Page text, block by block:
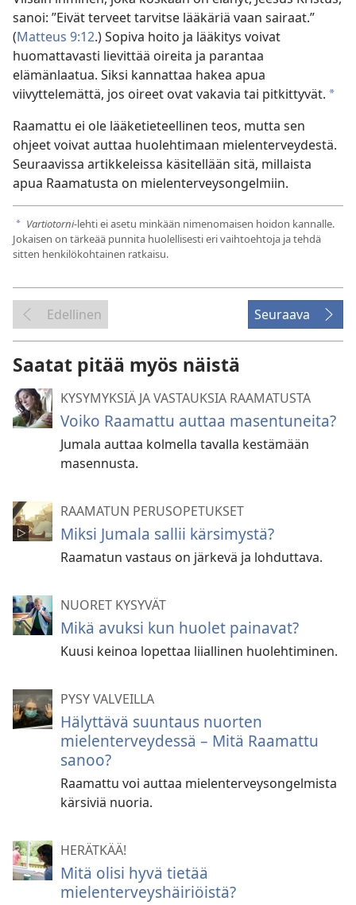
sanoi: ”Eivät terveet tarvitse lääkäriä vaan sairaat.”
(Matteus 9:12.) Sopiva hoito ja lääkitys voivat
huomattavasti lievittää oireita ja parantaa
elämänlaatua. Siksi kannattaa hakea apua
viivyttelemättä, jos oireet ovat vakavia tai pitkittyvät. a
Raamattu ei ole lääketieteellinen teos, mutta sen
ohjeet voivat auttaa huolehtimaan mielenterveydestä.
Seuraavissa artikkeleissa käsitellään sitä, millaista
apua Raamatusta on mielenterveysongelmiin.
a Vartiotorni-lehti ei asetu minkään nimenomaisen hoidon kannalle.
Jokaisen on tärkeää punnita huolellisesti eri vaihtoehtoja ja tehdä
sitten henkilökohtainen ratkaisu.
Edellinen Seuraava
Saatat pitää myös näistä
KYSYMYKSIÄ JA VASTAUKSIA RAAMATUSTA
Voiko Raamattu auttaa masentuneita?
Jumala auttaa kolmella tavalla kestämään
masennusta.
RAAMATUN PERUSOPETUKSET
Miksi Jumala sallii kärsimystä?
Raamatun vastaus on järkevä ja lohduttava.
NUORET KYSYVÄT
Mikä avuksi kun huolet painavat?
Kuusi keinoa lopettaa liiallinen huolehtiminen.
PYSY VALVEILLA
Hälyttävä suuntaus nuorten
mielenterveydessä – Mitä Raamattu
sanoo?
Raamattu voi auttaa mielenterveysongelmista
kärsiviä nuoria.
HERÄTKÄÄ!
Mitä olisi hyvä tietää
mielenterveyshäiriöistä?